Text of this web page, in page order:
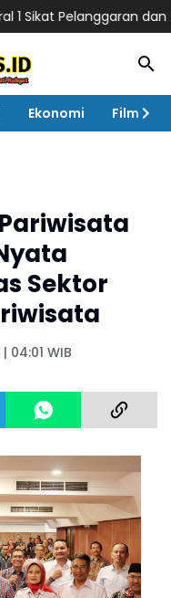
Pelanggaran dan
Ekonomi Film
Sektor
04:01 WIB